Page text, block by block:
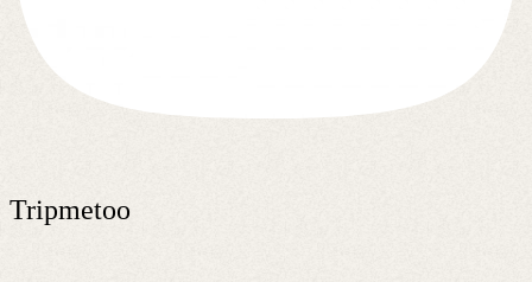
Tripmetoo